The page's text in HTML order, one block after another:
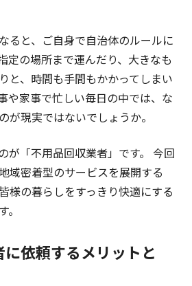
ると、ご自身で自治体のルールに
定の場所まで運んだり、大きなも
と、時間も手間もかかってしまい
や家事で忙しい毎日の中では、な
が現実ではないでしょうか。
が「不用品回収業者」です。 今回
域密着型のサービスを展開する
様の暮らしをすっきり快適にする
依頼するメリットと